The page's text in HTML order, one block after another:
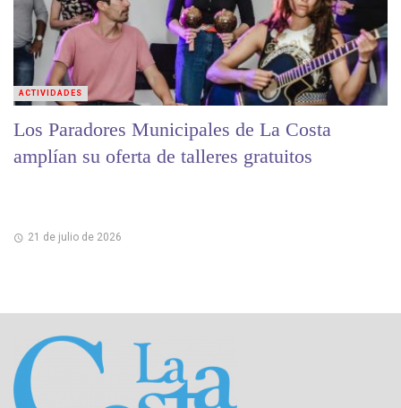
Los Paradores Municipales de La Costa
amplían su oferta de talleres gratuitos
21 de julio de 2026
ACTIVIDADES